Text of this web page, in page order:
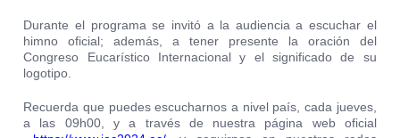
Durante el programa se invitó a la audiencia a escuchar el
himno oficial; además, a tener presente la oración del
Congreso Eucarístico Internacional y el significado de su
logotipo.
Recuerda que puedes escucharnos a nivel país, cada jueves,
a las 09h00, y a través de nuestra página web oficial